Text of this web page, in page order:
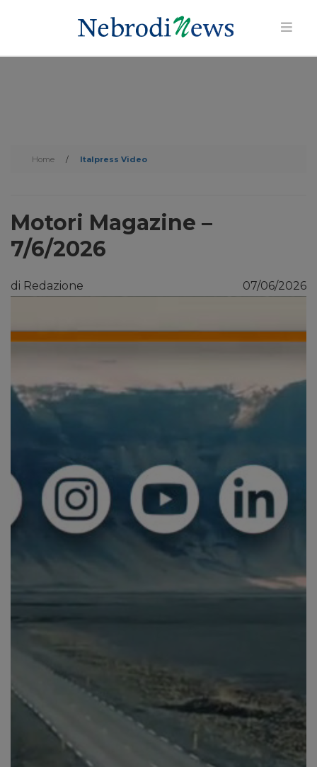
Home / Italpress Video
Motori Magazine –
7/6/2026
di Redazione 07/06/2026